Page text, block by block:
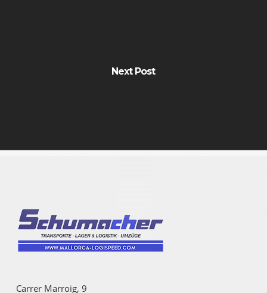
Next Post
Carrer Marroig, 9